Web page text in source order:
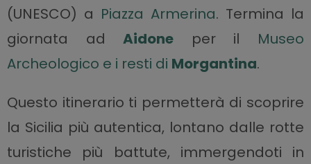
(UNESCO) a Piazza Armerina. Termina la
giornata adAidone per il Museo
Archeologico e i resti di Morgantina.
Questo itinerario ti permetterà di scoprire
la Sicilia più autentica, lontano dalle rotte
turistiche più battute, immergendoti in